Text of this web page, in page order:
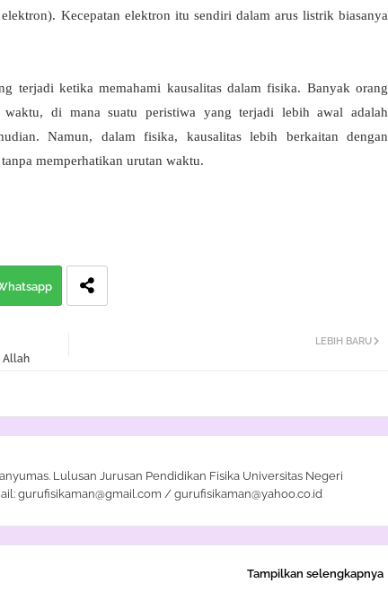
Kecepatan elektron itu sendiri dalam arus listrik biasanya
terjadi ketika memahami kausalitas dalam fisika. Banyak orang
waktu, di mana suatu peristiwa yang terjadi lebih awal adalah
Namun, dalam fisika, kausalitas lebih berkaitan dengan
memperhatikan urutan waktu.
LEBIH BARU
Allah
Lulusan Jurusan Pendidikan Fisika Universitas Negeri
gurufisikaman@gmail.com / gurufisikaman@yahoo.co.id
Tampilkan selengkapnya